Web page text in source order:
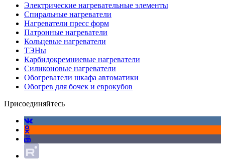
Электрические нагревательные элементы
Спиральные нагреватели
Нагреватели пресс форм
Патронные нагреватели
Кольцевые нагреватели
ТЭНы
Карбидокремниевые нагреватели
Силиконовые нагреватели
Обогреватели шкафа автоматики
Обогрев для бочек и еврокубов
Присоединяйтесь